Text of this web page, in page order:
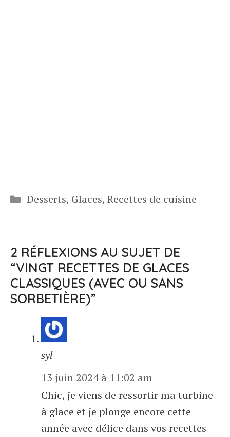
Catégories
Desserts, Glaces, Recettes de cuisine
2 RÉFLEXIONS AU SUJET DE
“VINGT RECETTES DE GLACES
CLASSIQUES (AVEC OU SANS
SORBETIÈRE)”
syl
13 juin 2024 à 11:02 am
Chic, je viens de ressortir ma turbine
à glace et je plonge encore cette
année avec délice dans vos recettes